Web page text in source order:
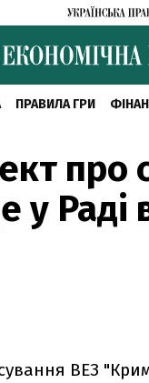
ПРАВИЛА ГРИ
про
у Раді
ВЕЗ